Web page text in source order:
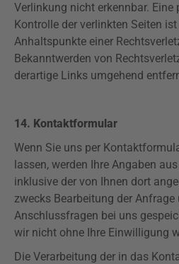
Verlinkung nicht erkennbar.
Kontrolle der verlinkten Seiten
Anhaltspunkte einer
Bekanntwerden von
derartige Links umgehend
14. Kontaktformular
Wenn Sie uns per
lassen, werden Ihre Angaben
inklusive der von Ihnen dort
zwecks Bearbeitung der
Anschlussfragen bei uns
wir nicht ohne Ihre Einwilligung
Die Verarbeitung der in das